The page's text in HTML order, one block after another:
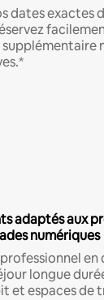
dates exactes
adaptés aux
numériques
longue
et espaces de